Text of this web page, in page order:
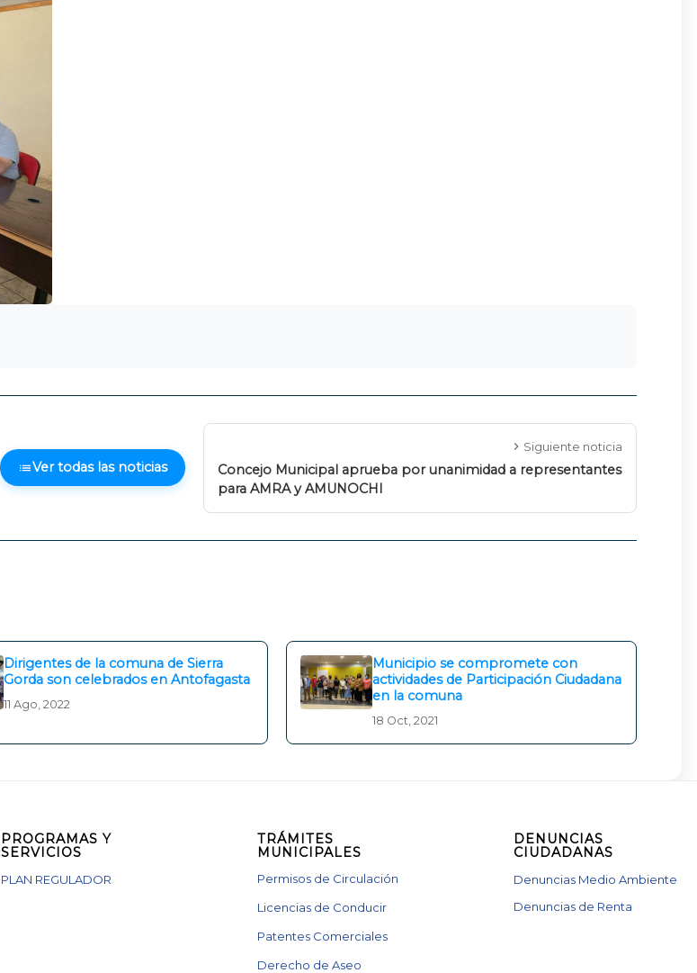
Ver todas las noticias
Siguiente noticia
Concejo Municipal aprueba por unanimidad a representantes
para AMRA y AMUNOCHI
Dirigentes de la comuna de Sierra
Gorda son celebrados en Antofagasta
11 Ago, 2022
Municipio se compromete con
actividades de Participación Ciudadana
en la comuna
18 Oct, 2021
PROGRAMAS Y
SERVICIOS
PLAN REGULADOR
TRÁMITES
MUNICIPALES
Permisos de Circulación
Licencias de Conducir
Patentes Comerciales
Derecho de Aseo
DENUNCIAS
CIUDADANAS
Denuncias Medio Ambiente
Denuncias de Renta